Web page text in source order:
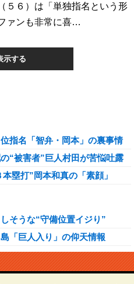
５６）は「単独指名という形
ァンも非常に喜…
示する
指名「智弁・岡本」の裏事情
“被害者”巨人村田が苦悩吐露
塁打”岡本和真の「素顔」
そうな“守備位置イジり”
「巨人入り」の仰天情報